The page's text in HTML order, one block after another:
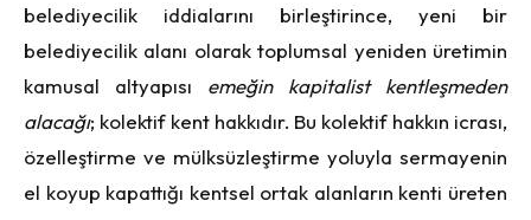
belediyecilik iddialarını birleştirince, yeni bir
belediyecilik alanı olarak toplumsal yeniden üretimin
kamusal altyapısı emeğin kapitalist kentleşmeden
alacağı; kolektif kent hakkıdır. Bu kolektif hakkın icrası,
özelleştirme ve mülksüzleştirme yoluyla sermayenin
el koyup kapattığı kentsel ortak alanların kenti üreten